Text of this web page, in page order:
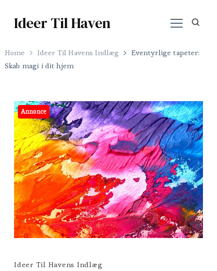
Ideer Til Haven
Home Ideer Til Havens Indlæg
Eventyrlige tapeter:
Skab magi i dit hjem
Annonce
Ideer Til Havens Indlæg